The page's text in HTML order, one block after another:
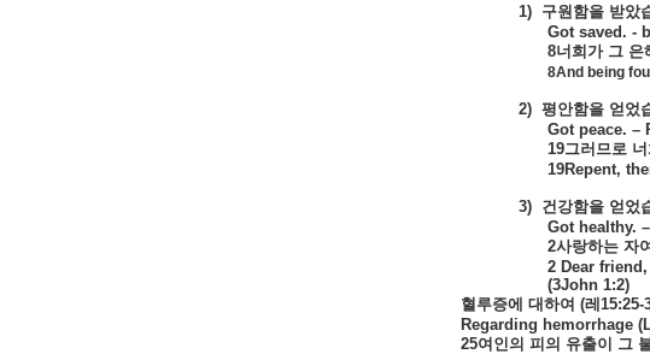
1) 구원함을 받았
Got saved. -
8너희가 그 은
8And being
2) 평안함을 얻었
Got peace. –
19그러므로
19Repent,
3) 건강함을 얻었
Got healthy.
2사랑하는 자여
2 Dear
(3John 1:2)
혈루증에 대하여 (레 15:25-
Regarding hemorrhage
25여인의 피의 유출이 그